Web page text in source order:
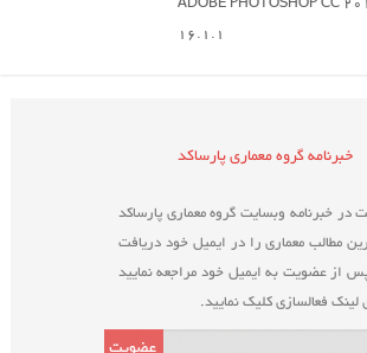
ADOBE PHOTOSHOP CC
16.1.1
خبرنامه گروه معماری پارساکد
در خبرنامه وبسایت گروه معماری پارساکد
مطالب معماری را در ایمیل خود دریافت
پس از عضویت به ایمیل خود مراجعه نمایید
لینک فعالسازی کلیک نمایید.